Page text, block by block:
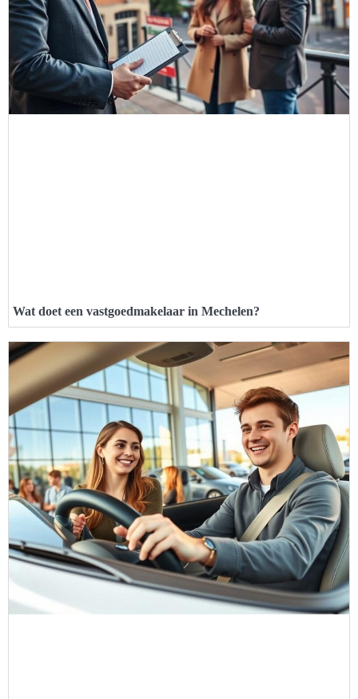
Wat doet een vastgoedmakelaar in Mechelen?